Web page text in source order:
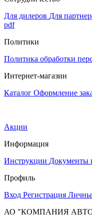
Для дилеров Для
pdf
Политики
Политика обработки
Интернет-магазин
Каталог Оформление
Акции
Информация
Инструкции Документы
Профиль
Вход Регистрация
АО "КОМПАНИЯ